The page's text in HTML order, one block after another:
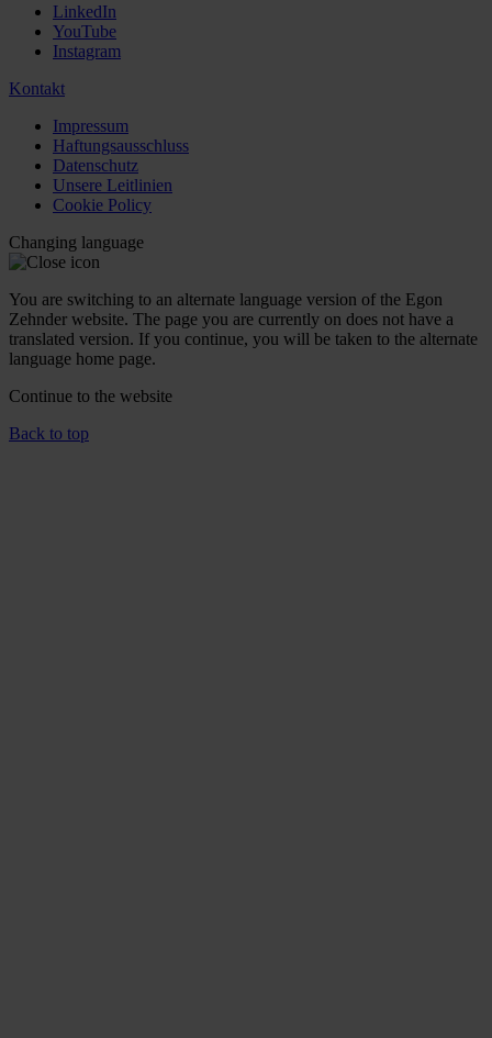
LinkedIn
YouTube
Instagram
Kontakt
Impressum
Haftungsausschluss
Datenschutz
Unsere Leitlinien
Cookie Policy
Changing language
You are switching to an alternate language version of the Egon
Zehnder website. The page you are currently on does not have a
translated version. If you continue, you will be taken to the alternate
language home page.
Continue to the website
Back to top